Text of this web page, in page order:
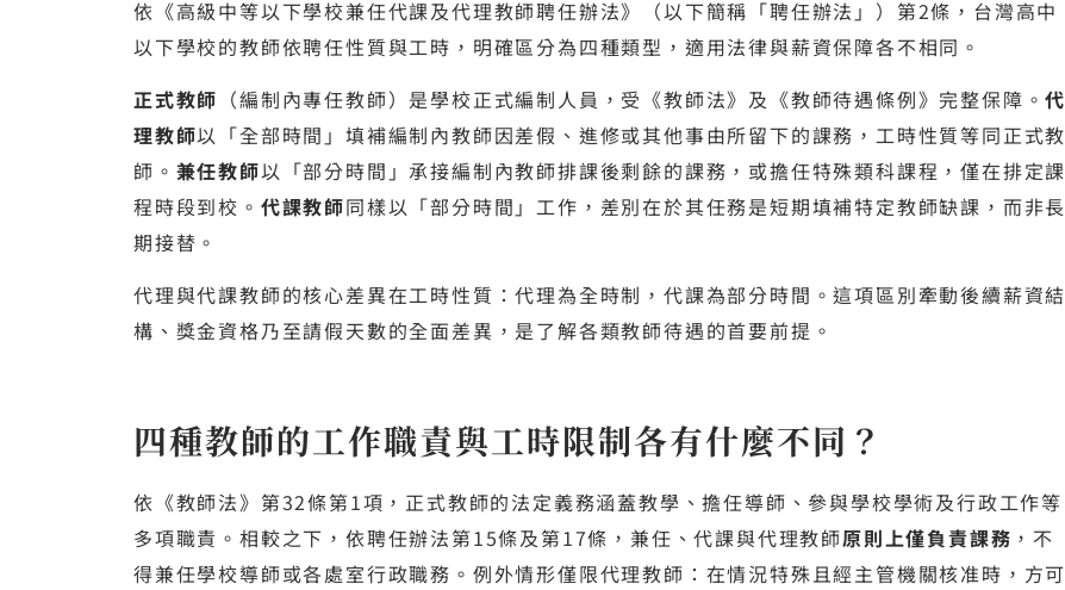
依《高級中等以下學校兼任代課及代理教師聘任辦法》（以下簡稱「聘任辦法」）第2條，台灣高中
以下學校的教師依聘任性質與工時，明確區分為四種類型，適用法律與薪資保障各不相同。
正式教師 （編制內專任教師）是學校正式編制人員，受《教師法》及《教師待遇條例》完整保障。代
理教師以「全部時間」填補編制內教師因差假、進修或其他事由所留下的課務，工時性質等同正式教
師。 兼任教師以「部分時間」承接編制內教師排課後剩餘的課務，或擔任特殊類科課程，僅在排定課
程時段到校。 代課教師同樣以「部分時間」工作，差別在於其任務是短期填補特定教師缺課，而非長
期接替。
代理與代課教師的核心差異在工時性質：代理為全時制，代課為部分時間。這項區別牽動後續薪資結
構、獎金資格乃至請假天數的全面差異，是了解各類教師待遇的首要前提。
四種教師的工作職責與工時限制各有什麼不同？
依《教師法》第32條第1項，正式教師的法定義務涵蓋教學、擔任導師、參與學校學術及行政工作等
多項職責。相較之下，依聘任辦法第15條及第17條，兼任、代課與代理教師原則上僅負責課務 ，不
得兼任學校導師或各處室行政職務。例外情形僅限代理教師：在情況特殊且經主管機關核准時，方可